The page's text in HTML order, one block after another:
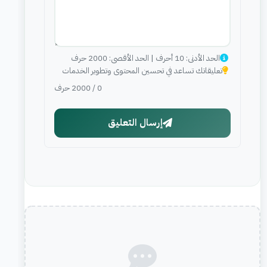
الحد الأدنى: 10 أحرف | الحد الأقصى: 2000 حرف
تعليقاتك تساعد في تحسين المحتوى وتطوير الخدمات
0
/
2000حرف
إرسال التعليق